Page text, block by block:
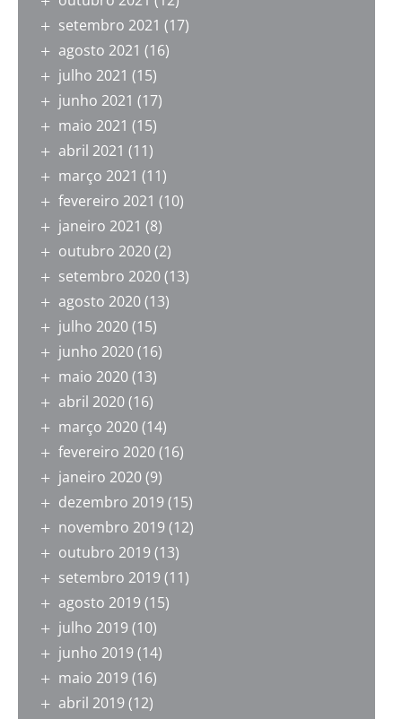
setembro 2021 (17)
agosto 2021 (16)
julho 2021 (15)
junho 2021 (17)
maio 2021 (15)
abril 2021 (11)
março 2021 (11)
fevereiro 2021 (10)
janeiro 2021 (8)
outubro 2020(2)
setembro 2020(13)
agosto 2020(13)
julho 2020(15)
junho 2020(16)
maio 2020(13)
abril 2020(16)
março 2020(14)
fevereiro 2020(16)
janeiro 2020(9)
dezembro 2019(15)
novembro 2019(12)
outubro 2019(13)
setembro 2019(11)
agosto 2019(15)
julho 2019(10)
junho 2019(14)
maio 2019(16)
abril 2019(12)